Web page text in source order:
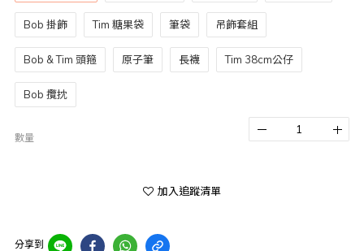
Bob 掛飾 Tim 糖果袋 筆袋 吊飾套組
Bob & Tim 頭箍 原子筆 長襪 Tim 38cm公仔
Bob 攬抌
數量
加入追蹤清單
分享到